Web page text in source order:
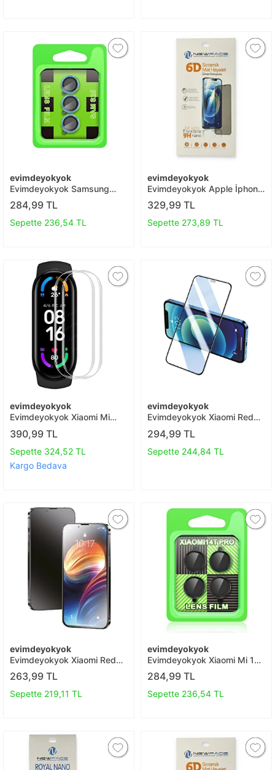
evimdeyokyok
Evimdeyokyok Samsung
Galaxy S25 Plus Raze Metal
Kamera Lens - Mavi T20
284,99 TL
Sepette 236,54 TL
evimdeyokyok
Evimdeyokyok Apple İphone
12 Pro 6d Mat Seramik
Hayalet Nano Ekran
Koruyucu T20
329,99 TL
Sepette 273,89 TL
evimdeyokyok
Evimdeyokyok Xiaomi Mi
Band 7 Polymer Nano Ekran
Koruyucu - Şeffaf T20
390,99 TL
Sepette 324,52 TL
Kargo Bedava
evimdeyokyok
Evimdeyokyok Xiaomi Redmi
Note 8 Pro 3d Antistatik
Seramik Nano Ekran
Koruyucu T20
294,99 TL
Sepette 244,84 TL
evimdeyokyok
Evimdeyokyok Xiaomi Redmi
Note 8 Pro 3d Antistatik Mat
Seramik Nano Ekran
Koruyucu T20
263,99 TL
Sepette 219,11 TL
evimdeyokyok
Evimdeyokyok Xiaomi Mi 14t
Pro Raze Metal Kamera Lens
- Siyah T20
284,99 TL
Sepette 236,54 TL